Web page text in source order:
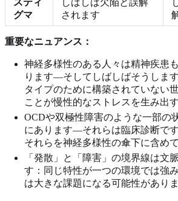
スティ
グマ
しばしば欠陥と誤解
されます
重要なニュアンス：
神経多様性のある人々は精神疾患
ります—そしてしばしばそうしま
タイプのために構築されていない
ことが慢性的なストレスを生み出
OCDや双極性障害のような一部の
にあります—それらは臨床診断で
それらを神経多様性の傘下に含め
「発散」と「障害」の境界線は文
す：同じ特性が一つの環境では強
は大きな課題になる可能性があり